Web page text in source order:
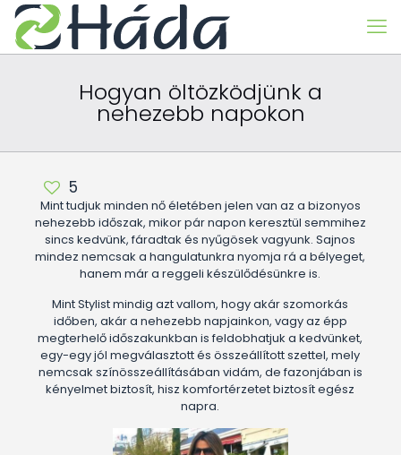
Hogyan öltözködjünk a
nehezebb napokon
5
Mint tudjuk minden nő életében jelen van az a bizonyos
nehezebb időszak, mikor pár napon keresztül semmihez
sincs kedvünk, fáradtak és nyűgösek vagyunk. Sajnos
mindez nemcsak a hangulatunkra nyomja rá a bélyeget,
hanem már a reggeli készülődésünkre is.
Mint Stylist mindig azt vallom, hogy akár szomorkás
időben, akár a nehezebb napjainkon, vagy az épp
megterhelő időszakunkban is feldobhatjuk a kedvünket,
egy-egy jól megválasztott és összeállított szettel, mely
nemcsak színösszeállításában vidám, de fazonjában is
kényelmet biztosít, hisz komfortérzetet biztosít egész
napra.